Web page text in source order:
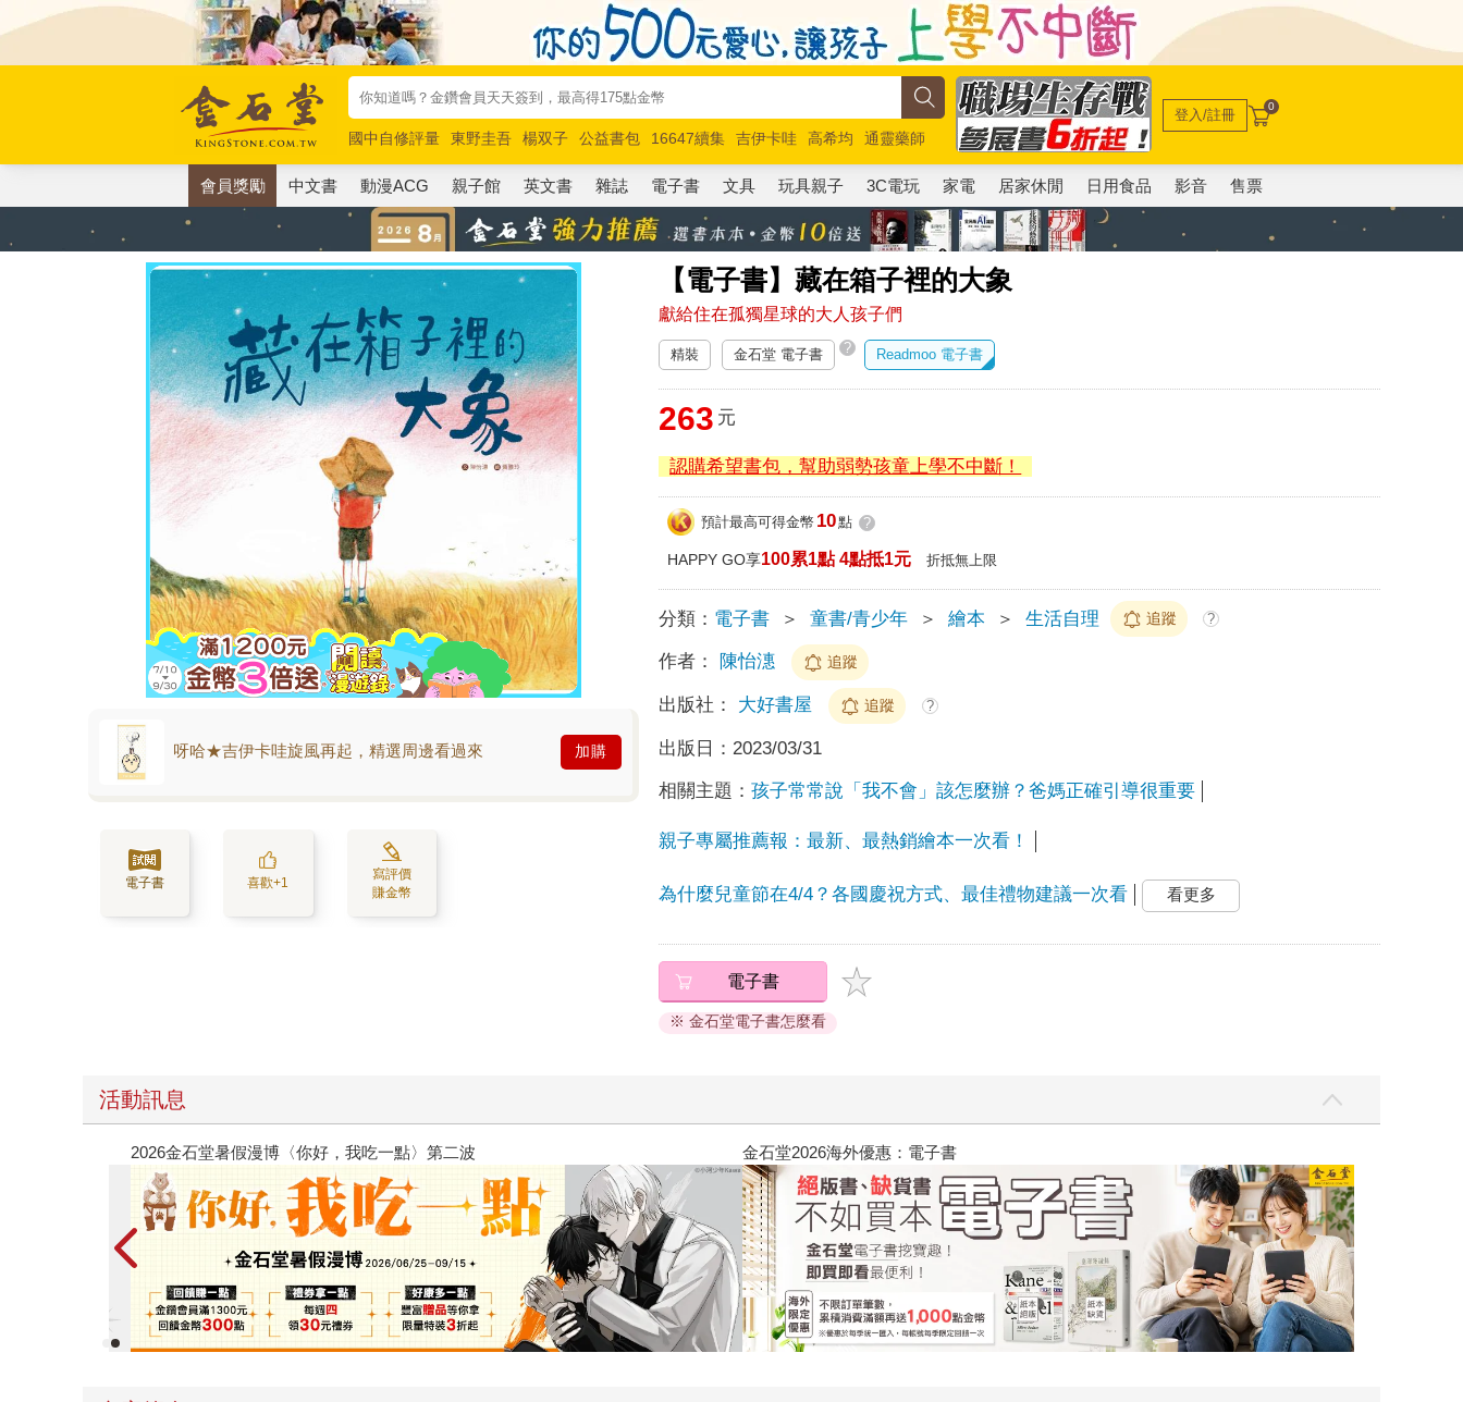
國中自修評量 東野圭吾 楊双子 公益書包 16647續集 吉伊卡哇 高希均
通靈藥師
唯紅花綻放
奧德賽 路邊攤新作 馬斯克 玩具總動員5 超慢跑
登入/註冊 0
會員獎勵 中文書 動漫ACG 親子館 英文書 雜誌 電子書 文具 玩具親子 3C電玩 家電 居家休閒 日用食品 影音 售票
【電子書】藏在箱子裡的大象
獻給住在孤獨星球的大人孩子們
呀哈★吉伊卡哇旋風再起，精選周邊看過來 加購
電子書 喜歡+1
寫評價
賺金幣
精裝 金石堂 電子書 ? Readmoo 電子書
263 元
認購希望書包，幫助弱勢孩童上學不中斷！
預計最高可得金幣 10點 ?
HAPPY GO享100累1點 4點抵1元 折抵無上限
分類： 電子書 ＞ 童書/青少年 ＞ 繪本 ＞ 生活自理 追蹤 ?
作者： 陳怡潓 追蹤
出版社： 大好書屋 追蹤 ?
出版日： 2023/03/31
相關主題：孩子常常說「我不會」該怎麼辦？爸媽正確引導很重要
親子專屬推薦報：最新、最熱銷繪本一次看！
為什麼兒童節在4/4？各國慶祝方式、最佳禮物建議一次看 看更多
電子書
※ 金石堂電子書怎麼看
活動訊息
春光ｘ奇幻基地｜全書系展 2026金石堂暑假漫博〈你好，我吃一點〉第二波